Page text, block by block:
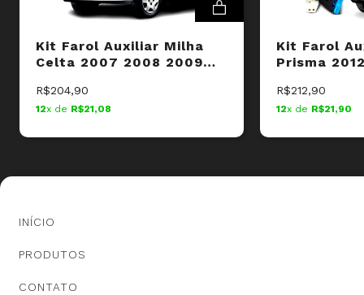
Recomendamos que a instalação seja feita por um
inadequado do produto.
Kit Farol Auxiliar Milha
Celta 2007 2008 2009
R$204,90
12x de R$21,08
Kit Farol
Prisma
R$212,90
12x de R$21,90
INÍCIO
PRODUTOS
CONTATO